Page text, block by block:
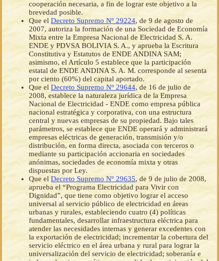
cooperación necesaria, a fin de lograr este objetivo a la
brevedad posible.
Que el Decreto Supremo Nº 29224, de 9 de agosto de
2007, autoriza la formación de una Sociedad de Economía
Mixta entre la Empresa Nacional de Electricidad S. A.
ENDE y PDVSA BOLIVIA S. A., y aprueba la Escritura
Constitutiva y Estatutos de ENDE ANDINA SAM;
asimismo, el Artículo 5 establece que la participación
estatal de ENDE ANDINA S. A. M. corresponde al sesenta
por ciento (60%) del capital aportado.
Que el Decreto Supremo Nº 29644, de 16 de julio de
2008, establece la naturaleza jurídica de la Empresa
Nacional de Electricidad - ENDE como empresa pública
nacional estratégica y corporativa, con una estructura
central y nuevas empresas de su propiedad. Bajo tales
parámetros, se establece que ENDE operará y administrará
empresas eléctricas de generación, transmisión y/o
distribución, en forma directa, asociada con terceros o
mediante su participación accionaria en sociedades
anónimas, sociedades de economía mixta y otras
dispuestas por Ley.
Que el Decreto Supremo Nº 29635, de 9 de julio de 2008,
aprueba el “Programa Electricidad para Vivir con
Dignidad”, que tiene como objetivo lograr el acceso
universal al servicio público de electricidad en áreas
urbanas y rurales, estableciendo cuatro (4) políticas
fundamentales, desarrollar infraestructura eléctrica para
atender las necesidades internas y generar excedentes con
la exportación de electricidad; incrementar la cobertura del
servicio eléctrico en el área urbana y rural para lograr la
universalización del servicio de electricidad; soberanía e